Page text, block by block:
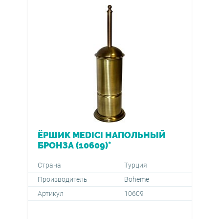
ЁРШИК MEDICI НАПОЛЬНЫЙ
БРОНЗА (10609)*
Страна
Турция
Производитель
Boheme
Артикул
10609